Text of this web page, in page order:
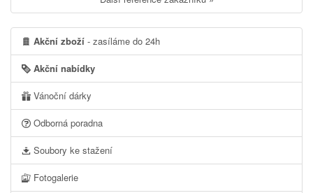
Akční zboží - zasíláme do 24h
Akční nabídky
Vánoční dárky
Odborná poradna
Soubory ke stažení
Fotogalerie